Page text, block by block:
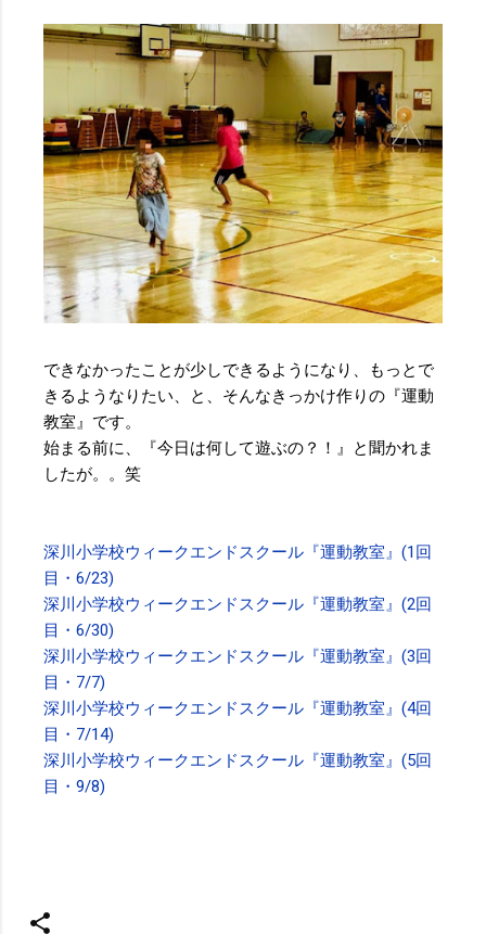
できなかったことが少しできるようになり、もっとで
きるようなりたい、と、そんなきっかけ作りの『運動
教室』です。
始まる前に、『今日は何して遊ぶの？！』と聞かれま
したが。。笑
深川小学校ウィークエンドスクール『運動教室』(1回
目・6/23)
深川小学校ウィークエンドスクール『運動教室』(2回
目・6/30)
深川小学校ウィークエンドスクール『運動教室』(3回
目・7/7)
深川小学校ウィークエンドスクール『運動教室』(4回
目・7/14)
深川小学校ウィークエンドスクール『運動教室』(5回
目・9/8)